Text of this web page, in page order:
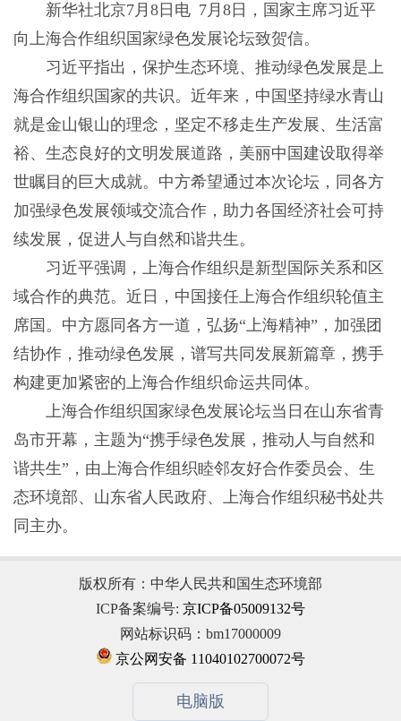
新华社北京7月8日电 7月8日，国家主席习近平
向上海合作组织国家绿色发展论坛致贺信。
习近平指出，保护生态环境、推动绿色发展是上
海合作组织国家的共识。近年来，中国坚持绿水青山
就是金山银山的理念，坚定不移走生产发展、生活富
裕、生态良好的文明发展道路，美丽中国建设取得举
世瞩目的巨大成就。中方希望通过本次论坛，同各方
加强绿色发展领域交流合作，助力各国经济社会可持
续发展，促进人与自然和谐共生。
习近平强调，上海合作组织是新型国际关系和区
域合作的典范。近日，中国接任上海合作组织轮值主
席国。中方愿同各方一道，弘扬“上海精神”，加强团
结协作，推动绿色发展，谱写共同发展新篇章，携手
构建更加紧密的上海合作组织命运共同体。
上海合作组织国家绿色发展论坛当日在山东省青
岛市开幕，主题为“携手绿色发展，推动人与自然和
谐共生”，由上海合作组织睦邻友好合作委员会、生
态环境部、山东省人民政府、上海合作组织秘书处共
同主办。
版权所有：中华人民共和国生态环境部
ICP备案编号: 京ICP备05009132号
网站标识码：bm17000009
京公网安备 11040102700072号
电脑版